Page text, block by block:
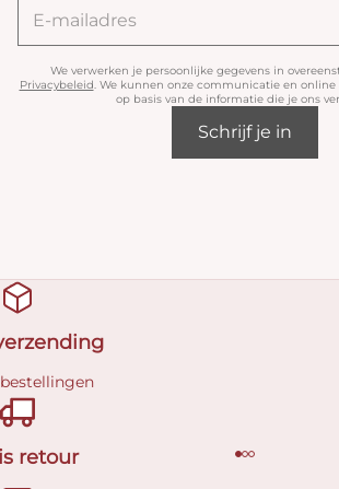
We verwerken je persoonlijke gegevens in
Privacybeleid. We kunnen onze communicatie en online
op basis van de informatie die je ons
Schrijf je in
retour